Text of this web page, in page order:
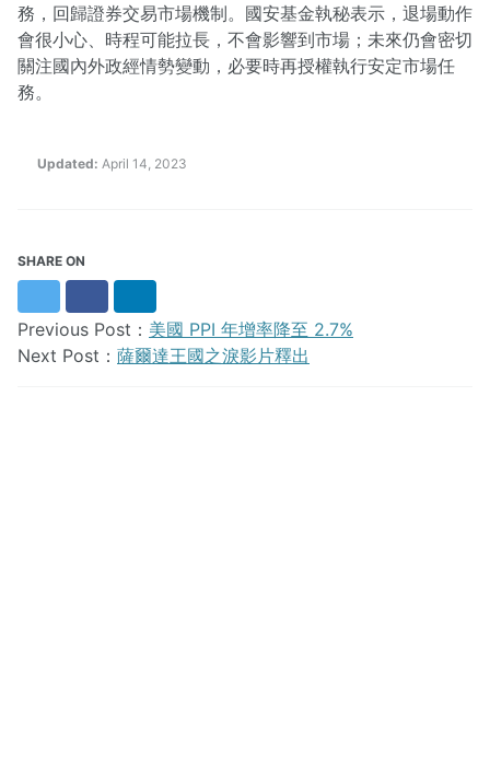
務，回歸證券交易市場機制。國安基金執秘表示，退場動作
會很小心、時程可能拉長，不會影響到市場；未來仍會密切
關注國內外政經情勢變動，必要時再授權執行安定市場任
務。
Updated: April 14, 2023
SHARE ON
Previous Post： 美國 PPI 年增率降至 2.7%
Next Post： 薩爾達王國之淚影片釋出